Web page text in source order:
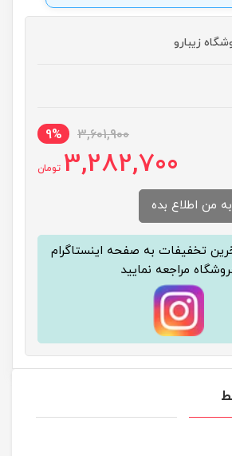
زیبارو
3,601,900
9%
3,282,700 تومان
تخفیفات به صفحه اینستاگرام
مراجعه نمایید